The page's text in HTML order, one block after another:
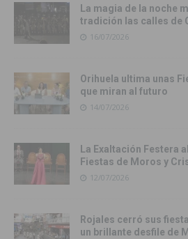
La magia de la noche
tradición las calles de
16/07/2026
Orihuela ultima unas
que miran al futuro
14/07/2026
La Exaltación Festera
Fiestas de Moros y
12/07/2026
Rojales cerró sus
un brillante desfile de